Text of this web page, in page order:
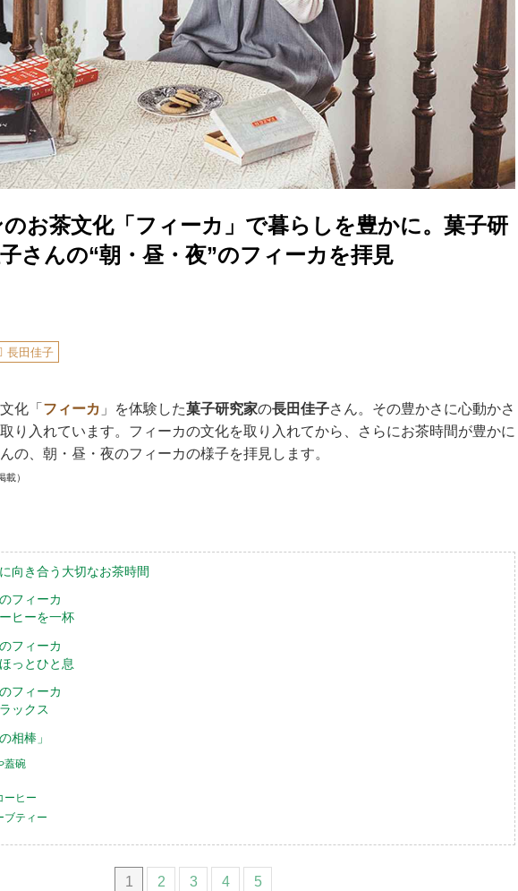
お茶文化「フィーカ」で暮らしを豊かに。菓子研
さんの“朝・昼・夜”のフィーカを拝見
長田佳子
化「 フィーカ 」を体験した菓子研究家の長田佳子さん。その豊かさに心動かさ
り入れています。フィーカの文化を取り入れてから、さらにお茶時間が豊かに
の、朝・昼・夜のフィーカの様子を拝見します。
載）
向き合う大切なお茶時間
フィーカ
ヒーを一杯
フィーカ
っとひと息
フィーカ
ックス
相棒」
蓋碗
ーヒー
ブティー
1 2 3 4 5